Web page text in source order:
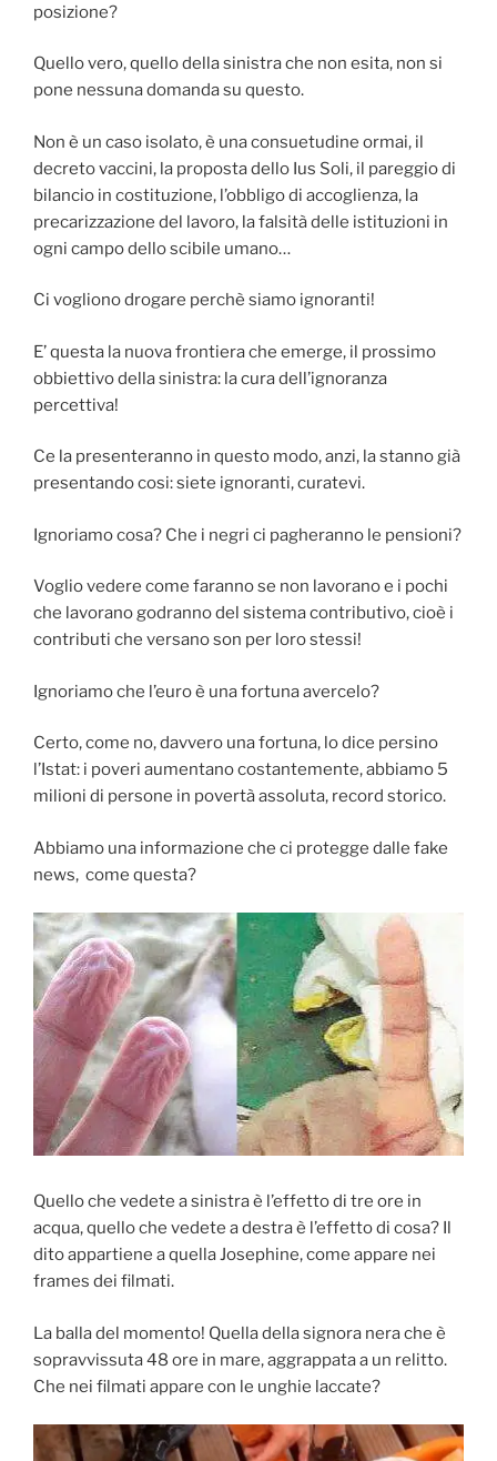
posizione?
Quello vero, quello della sinistra che non esita, non si
pone nessuna domanda su questo.
Non è un caso isolato, è una consuetudine ormai, il
decreto vaccini, la proposta dello Ius Soli, il pareggio di
bilancio in costituzione, l’obbligo di accoglienza, la
precarizzazione del lavoro, la falsità delle istituzioni in
ogni campo dello scibile umano…
Ci vogliono drogare perchè siamo ignoranti!
E’ questa la nuova frontiera che emerge, il prossimo
obbiettivo della sinistra: la cura dell’ignoranza
percettiva!
Ce la presenteranno in questo modo, anzi, la stanno già
presentando cosi: siete ignoranti, curatevi.
Ignoriamo cosa? Che i negri ci pagheranno le pensioni?
Voglio vedere come faranno se non lavorano e i pochi
che lavorano godranno del sistema contributivo, cioè i
contributi che versano son per loro stessi!
Ignoriamo che l’euro è una fortuna avercelo?
Certo, come no, davvero una fortuna, lo dice persino
l’Istat: i poveri aumentano costantemente, abbiamo 5
milioni di persone in povertà assoluta, record storico.
Abbiamo una informazione che ci protegge dalle fake
news, come questa?
Quello che vedete a sinistra è l’effetto di tre ore in
acqua, quello che vedete a destra è l’effetto di cosa? Il
dito appartiene a quella Josephine, come appare nei
frames dei filmati.
La balla del momento! Quella della signora nera che è
sopravvissuta 48 ore in mare, aggrappata a un relitto.
Che nei filmati appare con le unghie laccate?